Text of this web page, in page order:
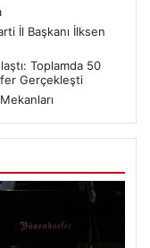
İl Başkanı İlksen
Toplamda 50
Gerçekleşti